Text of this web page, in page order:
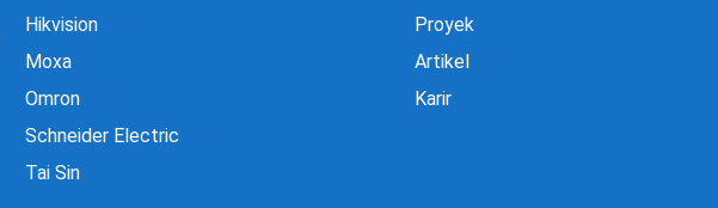
Hikvision
Moxa
Omron
Schneider Electric
Tai Sin
Proyek
Artikel
Karir